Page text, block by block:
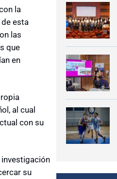
la
esta
las
que
en
al cual
con su
su